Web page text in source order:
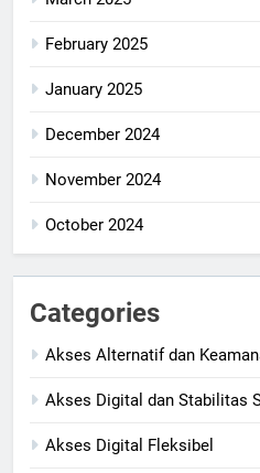
February 2025
January 2025
December 2024
November 2024
October 2024
Categories
Akses Alternatif dan
Akses Digital dan Stabilitas
Akses Digital Fleksibel